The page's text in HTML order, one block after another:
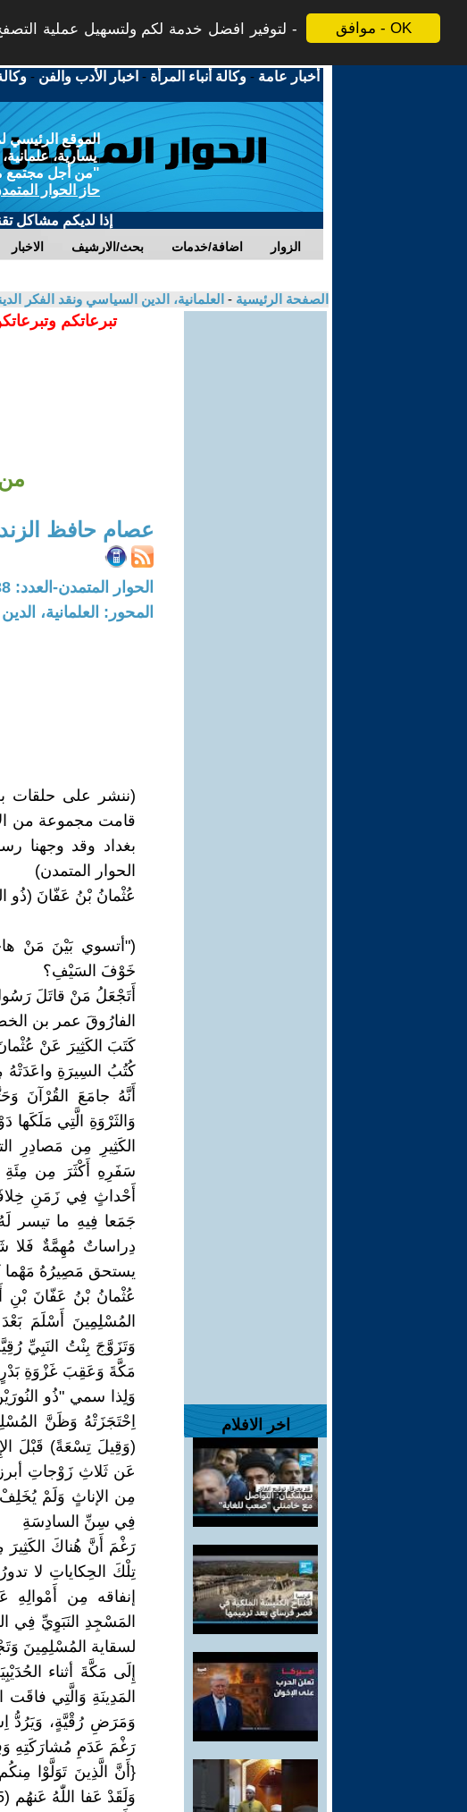
موافق - OK
لتوفير افضل خدمة لكم ولتسهيل عملية
أخبار عامة -وكالة أنباء المرأة - اخبار الأدب والفن -
الموقع الرئيسي
يسارية،
"من أجل مجتمع
حاز الحوار
إذا لديكم مشاكل
الاخبار بحث/الارشيف اضافة/خدمات الزوار
الصفحة الرئيسية - العلمانية، الدين السياسي ونقد الفكر
اخر الافلام
تبرعاتكم
عصام حافظ الزند
الحوار المتمدن-العدد: 8738 - 2026 / 6 / 16 - 02:24
المحور: العلمانية،
(ننشر على حلقات
قامت مجموعة من
بغداد وقد وجهنا
الحوار المتمدن)
عُثْمانُ بْنُ عَفّانَ (ذُو
("أتسوي بَيْنَ مَنْ
خَوْفَ السَيْفِ؟
أَتَجْعَلُ مَنْ قاتَلَ
الفارُوقَ عمر بن
كَتَبَ الكَثِيرَ عَنْ
كُتُبُ السِيرَةِ واعَدَتْهُ
أَنَّهُ جامَعَ القُرْآنَ
وَالثَرْوَةِ الَّتِي مَلَكَها
الكَثِيرِ مِن مَصادِرِ
سَفَرِهِ أَكْثَرَ مِن مِئَةِ
أَحْداثٍ فِي زَمَنِ
جَمَعا فِيهِ ما تيسر
دِراساتٌ مُهِمَّةٌ فَلا
يستحق مَصِيرُهُ مَهْما
عُثْمانُ بْنُ عَفّانَ
المُسْلِمِينَ أَسْلَمَ
وَتَزَوَّجَ بِنْتُ النَبِيِّ
مَكَّةَ وَعَقِبَ غَزْوَةِ بَدْرٍ
وَلِذا سمي "ذُو
اِحْتَجَزَتْهُ وَظَنَّ
(وَقِيلَ تِسْعَةً) قَبْلَ
عَن ثَلاثِ زَوْجاتِ
مِن الإناثٍ وَلَمْ
فِي سِنِّ السادِسَةِ
رَغْمَ أَنَّ هُناكَ
تِلْكَ الحِكاياتِ لا
إنفاقه مِن
المَسْجِدِ النَبَوِيِّ فِي
لسقاية المُسْلِمِينَ
إِلَى مَكَّةَ أثناء
وَمَرَضِ رُقْيَّةٍ، وَيَرُدُّ
رَغْمَ عَدَمِ مُشارَكَتِهِ
{أَنَّ الَّذِينَ تَوَلَّوْا